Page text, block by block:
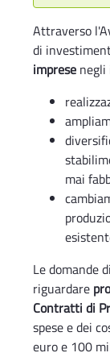
Attraverso
di
imprese
mai
Le domande
riguardare
Contratti di
spese e dei
euro e 100